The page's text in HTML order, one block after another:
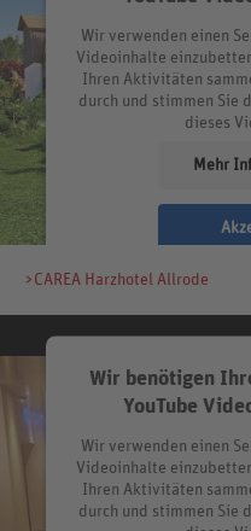
Wir verwenden einen
Videoinhalte
Ihren Aktivitäten
durch und stimmen Sie
dieses
Mehr
>CAREA Harzhotel Allrode
Wir benötigen
YouTube
Wir verwenden einen
Videoinhalte
Ihren Aktivitäten
durch und stimmen Sie